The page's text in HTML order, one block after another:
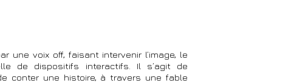
une voix off, faisant intervenir l’image, le
de dispositifs interactifs. Il s’agit de
conter une histoire, à travers une fable